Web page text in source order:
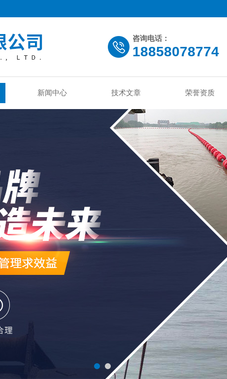
咨询电话：
18858078774
新闻中心 技术文章 荣誉资质